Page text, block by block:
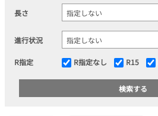
長さ
進行状況
R指定 R指定なし R15